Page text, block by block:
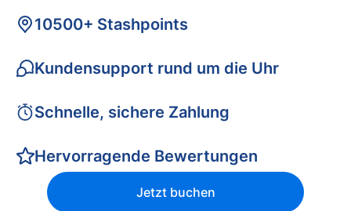
10500+ Stashpoints
Kundensupport rund um die Uhr
Schnelle, sichere Zahlung
Hervorragende Bewertungen
Jetzt buchen